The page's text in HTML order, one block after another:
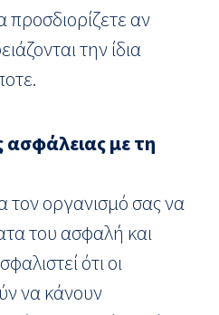
προσδιορίζετε αν
την ίδια
ασφάλειας με τη
τον οργανισμό σας να
του ασφαλή και
ότι οι
να κάνουν